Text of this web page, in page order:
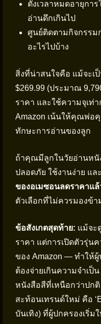
ตั้งเวลาหมดอายุการ
อ่านดึกเกินไป
ศูนย์ติดตามกิจกรรม
อะไรไปบ้าง
สิ่งที่น่าสนใจคือ แม้จะเ
$269.99 (ประมาณ
ราคา และใช้ความจุเท่
Amazon เน้นให้คุณพ่
ทักษะการอ่านของลูก
ถ้าคุณมีลูกในวัยอ่านหนั
ปลอดภัย ใช้งานง่าย แล
ของอเมซอนลดราคาแล้
ตัวเลือกที่ไม่ควรมองข้า
ข้อสังเกตสุดท้าย: แม้จะ
ราคา แต่การเปิดตัวรุ่น
ของ Amazon — ทำให้
ต้องจ่ายเกินความจำเป็
หนังสือสีที่เหนือกว่าปก
สะท้อนเทรนด์ใหม่ คือ
บันเทิง) ที่ผู้ปกครองเริ่